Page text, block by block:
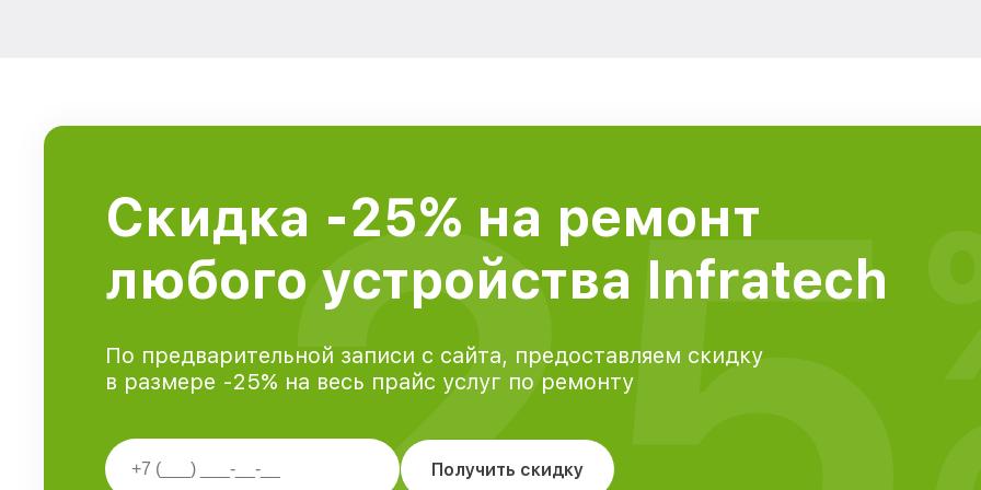
Скидка -25% на ремонт
любого устройства Infratech
По предварительной записи с сайта, предоставляем скидку
в размере -25% на весь прайс услуг по ремонту
Получить скидку